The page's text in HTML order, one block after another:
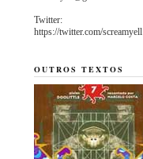
Twitter:
https://twitter.com/screamyell
OUTROS TEXTOS